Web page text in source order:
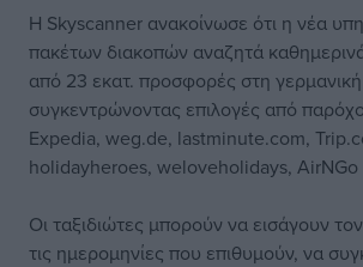
Η Skyscanner ανακοίνωσε ότι η νέα
πακέτων διακοπών αναζητά
από 23 εκατ. προσφορές στη
συγκεντρώνοντας επιλογές από
Expedia, weg.de, lastminute.com,
holidayheroes, weloveholidays, AirNGo
Οι ταξιδιώτες μπορούν να εισάγουν
τις ημερομηνίες που επιθυμούν, να